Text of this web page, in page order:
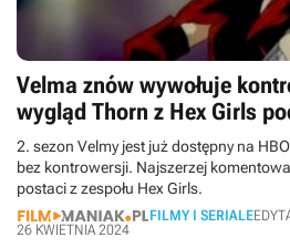
Velma znów wywołuje
wygląd Thorn z Hex Girls
2. sezon Velmy jest już dostępny na
bez kontrowersji. Najszerzej
postaci z zespołu Hex Girls.
FILMY I SERIALE
26 KWIETNIA 2024